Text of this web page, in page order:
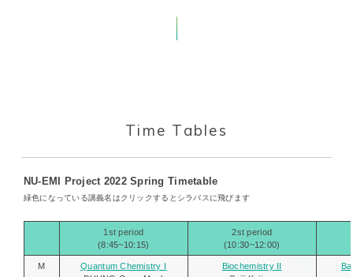
Time Tables
NU-EMI Project 2022 Spring Timetable
緑色になっている講義名はクリックするとシラバスに飛びます
1st period
(8:45~10:15)
2st period
(10:30~12:00)
M
Quantum Chemistry I
Biochemistry II